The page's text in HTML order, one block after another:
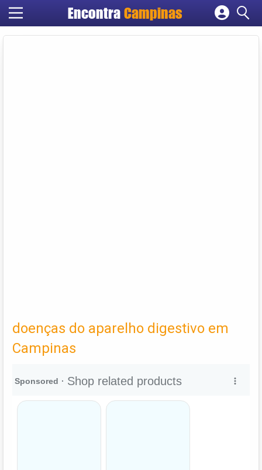
Encontra Campinas
Cadastrar empresa
doenças do aparelho digestivo em
Campinas